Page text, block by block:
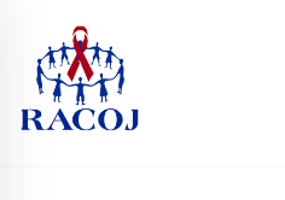
content